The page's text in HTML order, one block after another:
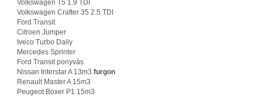
Volkswagen T5 1.9 TDI
Volkswagen Crafter 35 2.5 TDI
Ford Transit
Citroen Jumper
Iveco Turbo Daily
Mercedes Sprinter
Ford Transit ponyvás
Nissan Interstar A 13m3 furgon
Renault Master A 15m3
Peugeot Boxer P1 15m3